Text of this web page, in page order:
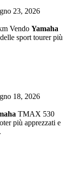
23, 2026
Vendo Yamaha
sport tourer più
18, 2026
TMAX 530
più apprezzati e